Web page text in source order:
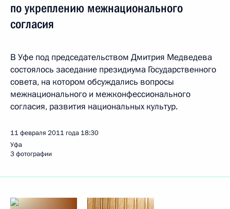
по укреплению межнационального
согласия
В Уфе под председательством Дмитрия Медведева
состоялось заседание президиума Государственного
совета, на котором обсуждались вопросы
межнационального и межконфессионального
согласия, развития национальных культур.
11 февраля 2011 года 18:30
Уфа
3 фотографии